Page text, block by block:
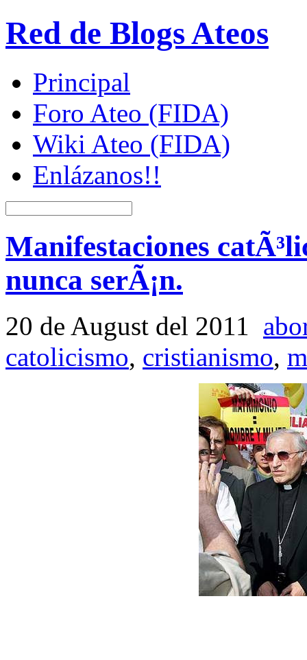
Red de Blogs Ateos
Principal
Foro Ateo (FIDA)
Wiki Ateo (FIDA)
Enlázanos!!
Manifestaciones
nunca serÃ¡n.
20 de August del 2011
catolicismo, cristianismo,